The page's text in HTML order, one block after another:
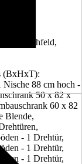
Kochfeld,
(BxHxT):
Nische 88 cm hoch -
50 x 82 x
60 x 82
Blende,
- 1 Drehtür,
- 1 Drehtür,
- 1 Drehtür,